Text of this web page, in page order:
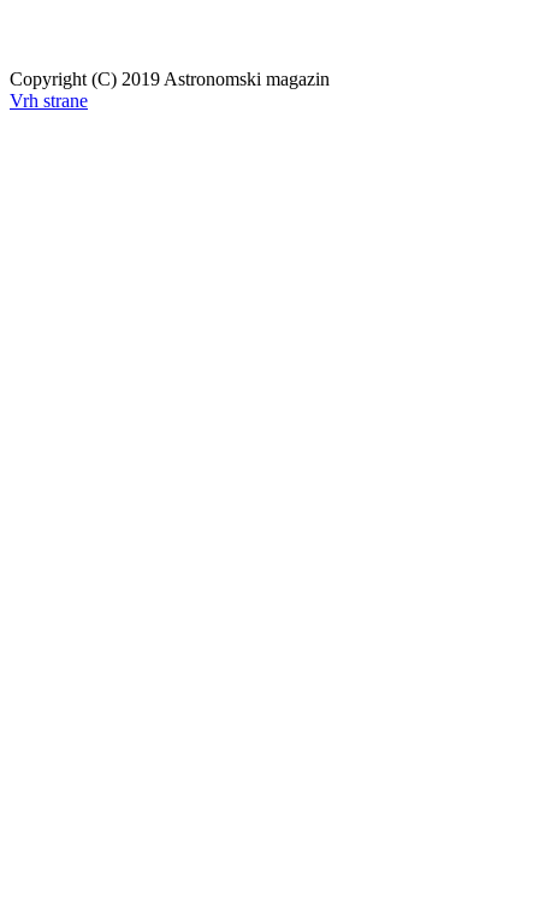
Copyright (C) 2019 Astronomski magazin
Vrh strane